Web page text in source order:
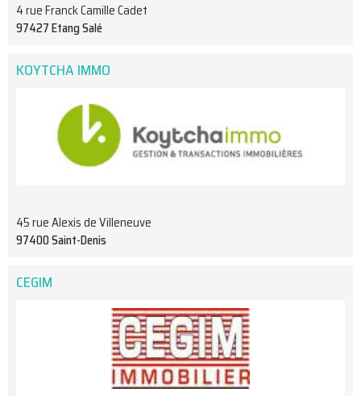
4 rue Franck Camille Cadet
97427 Etang Salé
KOYTCHA IMMO
45 rue Alexis de Villeneuve
97400 Saint-Denis
CEGIM